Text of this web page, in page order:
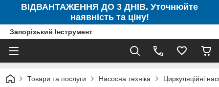
ВІДВАНТАЖЕННЯ ДО 3 ДНІВ. Уточнюйте
наявність та ціну!
Запорізький Інструмент
Товари та послуги Насосна техніка Циркуляційні